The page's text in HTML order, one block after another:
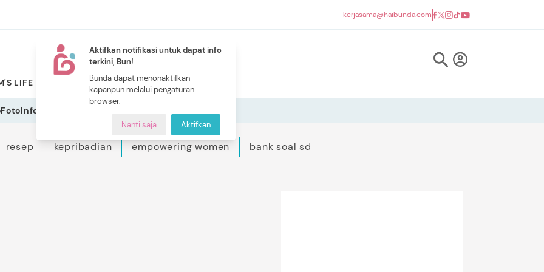
Aktifkan notifikasi untuk dapat info
terkini, Bun!
Bunda dapat menonaktifkan
kapanpun melalui pengaturan
browser.
Nanti saja Aktifkan
kerjasama@haibunda.com
LIFE PILIHAN BUNDA
NEW
CERITA BUNDA
FotoInfografis
resep kepribadian empowering women bank soal sd